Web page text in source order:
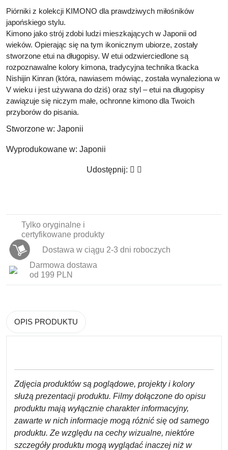
Piórniki z kolekcji KIMONO dla prawdziwych miłośników
japońskiego stylu.
Kimono jako strój zdobi ludzi mieszkających w Japonii od
wieków. Opierając się na tym ikonicznym ubiorze, zostały
stworzone etui na długopisy. W etui odzwierciedlone są
rozpoznawalne kolory kimona, tradycyjna technika tkacka
Nishijin Kinran (która, nawiasem mówiąc, została wynaleziona w
V wieku i jest używana do dziś) oraz styl – etui na długopisy
zawiązuje się niczym małe, ochronne kimono dla Twoich
przyborów do pisania.
Stworzone w: Japonii
Wyprodukowane w: Japonii
Udostępnij:
Tylko oryginalne i
certyfikowane produkty
Dostawa w ciągu 2-3 dni roboczych
Darmowa dostawa
od 199 PLN
OPIS PRODUKTU
Zdjęcia produktów są poglądowe, projekty i kolory
służą prezentacji produktu. Filmy dołączone do opisu
produktu mają wyłącznie charakter informacyjny,
zawarte w nich informacje mogą różnić się od samego
produktu. Ze względu na cechy wizualne, niektóre
szczegóły produktu mogą wyglądać inaczej niż w